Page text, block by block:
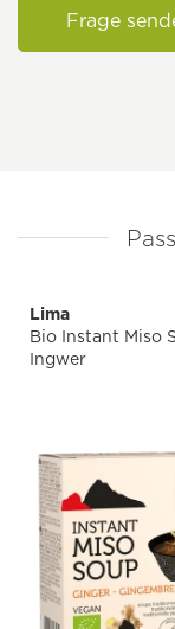
Frage
Lima
Bio Instant Miso
Ingwer